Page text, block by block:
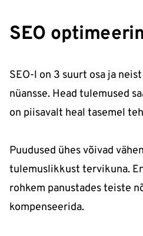
SEO
SEO-l on 3 suurt osa ja
nüansse. Head tulemused
on piisavalt heal tasemel
Puudused ühes võivad
tulemuslikkust tervikuna.
rohkem panustades teiste
kompenseerida.